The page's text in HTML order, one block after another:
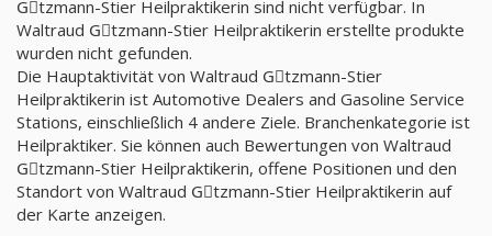
Gِtzmann-Stier Heilpraktikerin sind nicht verfügbar. In
Waltraud Gِtzmann-Stier Heilpraktikerin erstellte produkte
wurden nicht gefunden.
Die Hauptaktivität von Waltraud Gِtzmann-Stier
Heilpraktikerin ist Automotive Dealers and Gasoline Service
Stations, einschließlich 4 andere Ziele. Branchenkategorie ist
Heilpraktiker. Sie können auch Bewertungen von Waltraud
Gِtzmann-Stier Heilpraktikerin, offene Positionen und den
Standort von Waltraud Gِtzmann-Stier Heilpraktikerin auf
der Karte anzeigen.